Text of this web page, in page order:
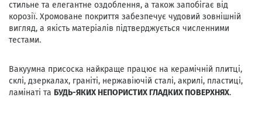
стильне та елегантне оздоблення, а також запобігає від
корозії. Хромоване покриття забезпечує чудовий зовнішній
вигляд, а якість матеріалів підтверджується численними
тестами.
Вакуумна присоска найкраще працює на керамічній плитці,
склі, дзеркалах, граніті, нержавіючій сталі, акрилі, пластиці,
ламінаті та БУДЬ-ЯКИХ НЕПОРИСТИХ ГЛАДКИХ ПОВЕРХНЯХ.